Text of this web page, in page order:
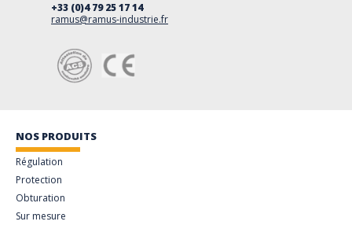
+33 (0)4 79 25 17 14
ramus@ramus-industrie.fr
NOS PRODUITS
Régulation
Protection
Obturation
Sur mesure